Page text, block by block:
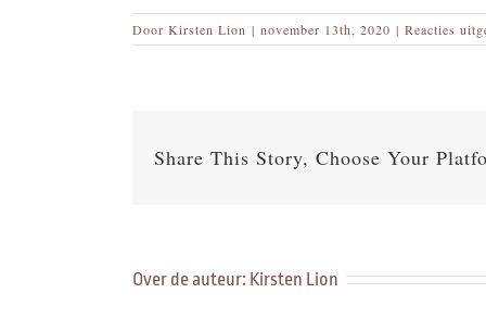
Door Kirsten Lion | november 13th, 2020 | Reacties
Share This Story, Choose Your
Over de auteur: Kirsten Lion